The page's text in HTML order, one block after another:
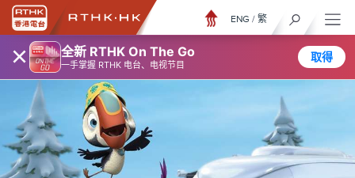
× 全新 RTHK On The Go
一手掌握 RTHK 电台、电视节目
取得
ENG / 繁